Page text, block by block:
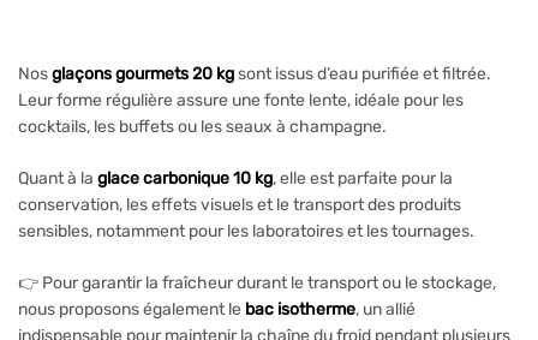
Nosglaçons gourmets 20 kgsont issus d’eau purifiée et filtrée.
Leur forme régulière assure une fonte lente, idéale pour les
cocktails, les buffets ou les seaux à champagne.
Quant à la glace carbonique 10 kg, elle est parfaite pour la
conservation, les effets visuels et le transport des produits
sensibles, notamment pour les laboratoires et les tournages.
👉 Pour garantir la fraîcheur durant le transport ou le stockage,
nous proposons également le bac isotherme, un allié
indispensable pour maintenir la chaîne du froid pendant plusieurs